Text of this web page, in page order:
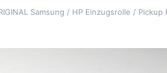
Samsung / HP Einzugsrolle /